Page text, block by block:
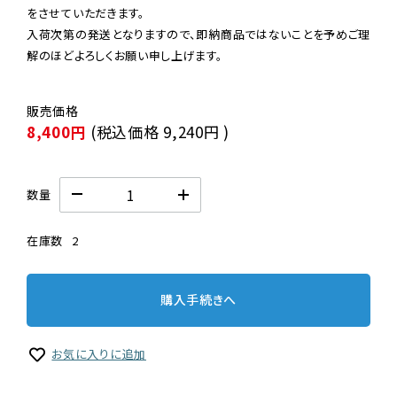
をさせていただきます。
入荷次第の発送となりますので、即納商品ではないことを予めご理
解のほどよろしくお願い申し上げます。
8,400円 (税込価格 9,240円 )
数量
在庫数 2
購入手続きへ
お気に入りに追加